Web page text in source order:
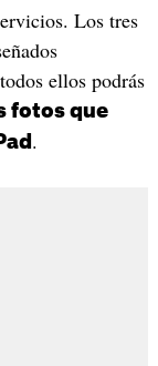
Los tres
ellos podrás
fotos que
.